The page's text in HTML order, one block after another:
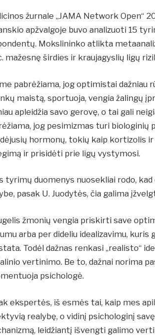
žurnale „JAMA Network Open“
apžvalgoje buvo analizuoti 15
Mokslininko atlikta
mažesnę širdies ir kraujagyslių ligų
pabrėžiama, jog optimistai dažniau
maistą, sportuoja, vengia žalingų
apleidžia savo gerovę, o tai gali
jog pesimizmas turi
hormonų, tokių kaip kortizolis
ir prisidėti prie ligų vystymosi.
tyrimų duomenys nuosekliai rodo,
pasak U. Juodytės, čia galima
žmonių vengia priskirti save
arba per dideliu idealizavimu,
Todėl dažnas renkasi „realisto“
vertinimo. Be to, dažnai norima
psichologė.
ekspertės, iš esmės tai, kaip mes
realybę, o vidinį psichologinį
leidžiantį išvengti galimo